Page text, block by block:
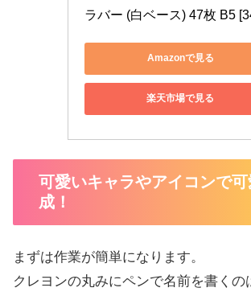
ラバー (白ベース) 47枚 B5
Amazonで見る
楽天市場で見る
可愛いキャラやアイコンで
成！
まずは作業が簡単になります。
クレヨンの丸みにペンで名前を書くの